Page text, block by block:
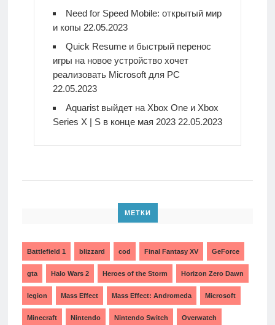
Need for Speed Mobile: открытый мир
и копы 22.05.2023
Quick Resume и быстрый перенос
игры на новое устройство хочет
реализовать Microsoft для PC
22.05.2023
Aquarist выйдет на Xbox One и Xbox
Series X | S в конце мая 2023 22.05.2023
МЕТКИ
Battlefield 1 blizzard cod Final Fantasy XV GeForce
gta Halo Wars 2 Heroes of the Storm Horizon Zero Dawn
legion Mass Effect Mass Effect: Andromeda Microsoft
Minecraft Nintendo Nintendo Switch Overwatch